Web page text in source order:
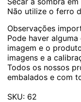
Não utilize o ferro
Observações
Pode haver
imagem e o
imagens e a
Todos os nossos
embalados e com
SKU: 62